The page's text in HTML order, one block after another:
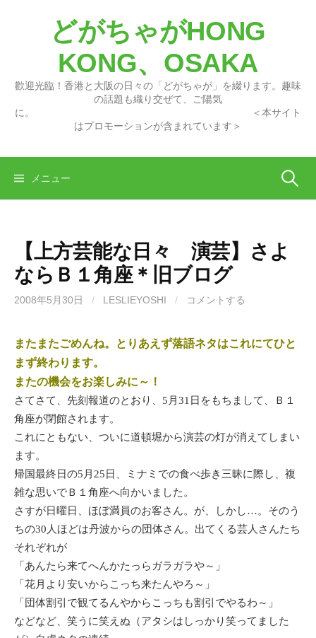
どがちゃがHONG
KONG、OSAKA
歡迎光臨！香港と大阪の日々の「どがちゃが」を綴ります。趣味
の話題も織り交ぜて、ご陽気
に。 ＜本サイト
はプロモーションが含まれています＞
メニュー 検
【上方芸能な日々 演芸】さよ
ならＢ１角座＊旧ブログ
2008年5月30日 / LESLIEYOSHI / コメントする
またまたごめんね。とりあえず落語ネタはこれにてひと
まず終わります。
またの機会をお楽しみに～！
さてさて、先刻報道のとおり、5月31日をもちまして、Ｂ１
角座が閉館されます。
これにともない、ついに道頓堀から演芸の灯が消えてしまい
ます。
帰国最終日の5月25日、ミナミでの食べ歩き三昧に際し、複
雑な思いでＢ１角座へ向かいました。
さすが日曜日、ほぼ満員のお客さん。が、しかし…。そのう
ちの30人ほどは丹波からの団体さん。出てくる芸人さんたち
それぞれが
「あんたら来てへんかたっらガラガラや～」
「花月より安いからこっち来たんやろ～」
「団体割引で観てるんやからこっちも割引でやるわ～」
などなど、笑うに笑えぬ（アタシはしっかり笑ってました